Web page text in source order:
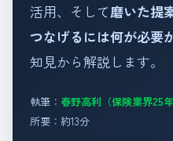
活用、そして磨いた提
つなげるには何が必要
知見から解説します。
執筆： 春野高利（保険業界25
所要：約13分